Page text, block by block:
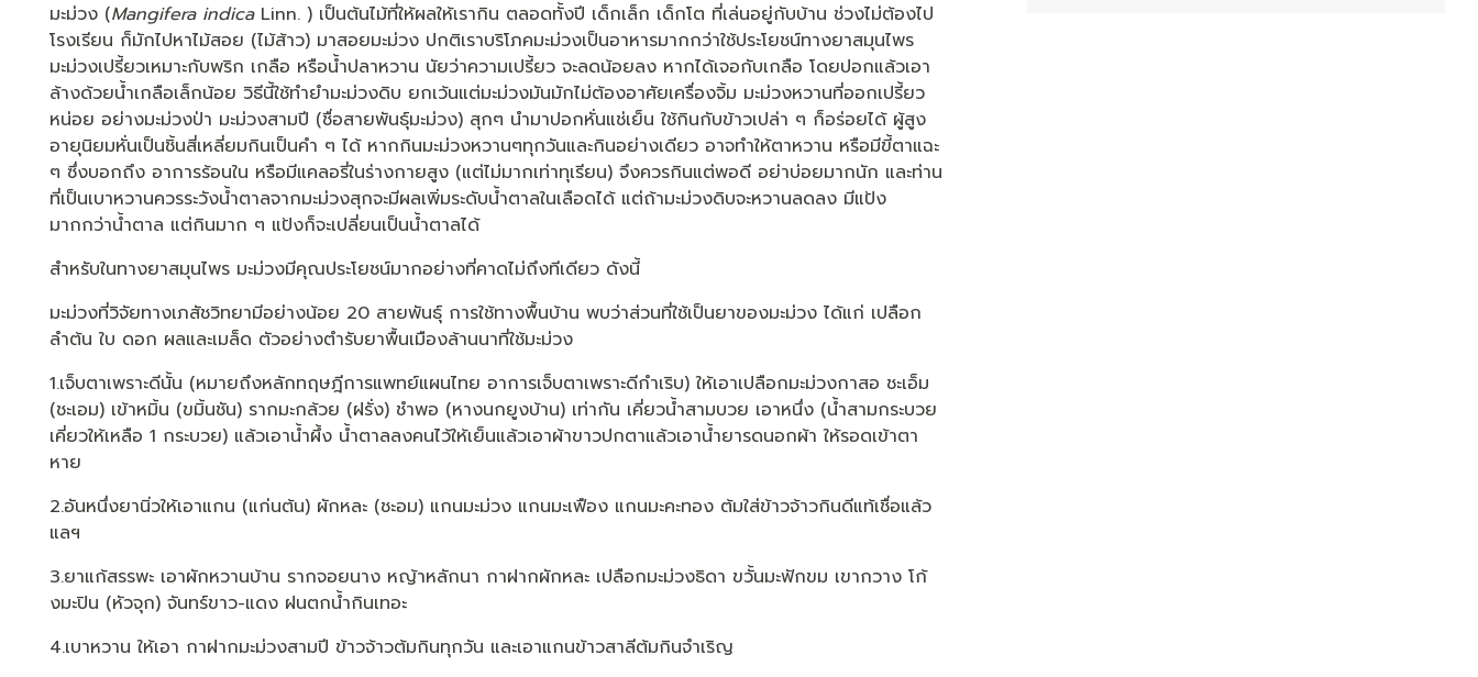
มะม่วง (Mangifera indicaLinn. ) เป็นต้นไม้ที่ให้ผลให้เรากิน ตลอดทั้งปี เด็กเล็ก เด็กโต ที่เล่นอยู่กับบ้าน ช่วงไม่ต้องไป
โรงเรียน ก็มักไปหาไม้สอย (ไม้ส้าว) มาสอยมะม่วง ปกติเราบริโภคมะม่วงเป็นอาหารมากกว่าใช้ประโยชน์ทางยาสมุนไพร
มะม่วงเปรี้ยวเหมาะกับพริก เกลือ หรือน้ำปลาหวาน นัยว่าความเปรี้ยว จะลดน้อยลง หากได้เจอกับเกลือ โดยปอกแล้วเอา
ล้างด้วยน้ำเกลือเล็กน้อย วิธีนี้ใช้ทำยำมะม่วงดิบ ยกเว้นแต่มะม่วงมันมักไม่ต้องอาศัยเครื่องจิ้ม มะม่วงหวานที่ออกเปรี้ยว
หน่อย อย่างมะม่วงป่า มะม่วงสามปี (ชื่อสายพันธุ์มะม่วง) สุกๆ นำมาปอกหั่นแช่เย็น ใช้กินกับข้าวเปล่า ๆ ก็อร่อยได้ ผู้สูง
อายุนิยมหั่นเป็นชิ้นสี่เหลี่ยมกินเป็นคำ ๆ ได้ หากกินมะม่วงหวานๆทุกวันและกินอย่างเดียว อาจทำให้ตาหวาน หรือมีขี้ตาแฉะ
ๆ ซึ่งบอกถึง อาการร้อนใน หรือมีแคลอรี่ในร่างกายสูง (แต่ไม่มากเท่าทุเรียน) จึงควรกินแต่พอดี อย่าบ่อยมากนัก และท่าน
ที่เป็นเบาหวานควรระวังน้ำตาลจากมะม่วงสุกจะมีผลเพิ่มระดับน้ำตาลในเลือดได้ แต่ถ้ามะม่วงดิบจะหวานลดลง มีแป้ง
มากกว่าน้ำตาล แต่กินมาก ๆ แป้งก็จะเปลี่ยนเป็นน้ำตาลได้
สำหรับในทางยาสมุนไพร มะม่วงมีคุณประโยชน์มากอย่างที่คาดไม่ถึงทีเดียว ดังนี้
มะม่วงที่วิจัยทางเภสัชวิทยามีอย่างน้อย 20 สายพันธุ์ การใช้ทางพื้นบ้าน พบว่าส่วนที่ใช้เป็นยาของมะม่วง ได้แก่ เปลือก
ลำต้น ใบ ดอก ผลและเมล็ด ตัวอย่างตำรับยาพื้นเมืองล้านนาที่ใช้มะม่วง
1.เจ็บตาเพราะดีนั้น (หมายถึงหลักทฤษฎีการแพทย์แผนไทย อาการเจ็บตาเพราะดีกำเริบ) ให้เอาเปลือกมะม่วงกาสอ ชะเอ็ม
(ชะเอม) เข้าหมิ้น (ขมิ้นชัน) รากมะกล้วย (ฝรั่ง) ชำพอ (หางนกยูงบ้าน) เท่ากัน เคี่ยวน้ำสามบวย เอาหนึ่ง (น้ำสามกระบวย
เคี่ยวให้เหลือ 1 กระบวย) แล้วเอาน้ำผึ้ง น้ำตาลลงคนไว้ให้เย็นแล้วเอาผ้าขาวปกตาแล้วเอาน้ำยารดนอกผ้า ให้รอดเข้าตา
หาย
2.อันหนึ่งยานิ่วให้เอาแกน (แก่นต้น) ผักหละ (ชะอม) แกนมะม่วง แกนมะเฟือง แกนมะคะทอง ต้มใส่ข้าวจ้าวกินดีแท้เชื่อแล้ว
แลฯ
3.ยาแก้สรรพะ เอาผักหวานบ้าน รากจอยนาง หญ้าหลักนา กาฝากผักหละ เปลือกมะม่วงธิดา ขวั้นมะฟักขม เขากวาง โก้
งมะปิน (หัวจุก) จันทร์ขาว-แดง ฝนตกน้ำกินเทอะ
4.เบาหวาน ให้เอา กาฝากมะม่วงสามปี ข้าวจ้าวต้มกินทุกวัน และเอาแกนข้าวสาลีต้มกินจำเริญ